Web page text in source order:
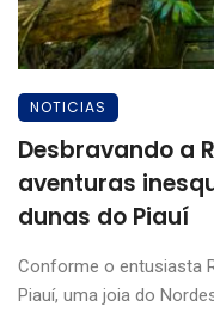
NOTICIAS
Desbravando a
aventuras
dunas do Piauí
Conforme o entusiasta
Piauí, uma joia do